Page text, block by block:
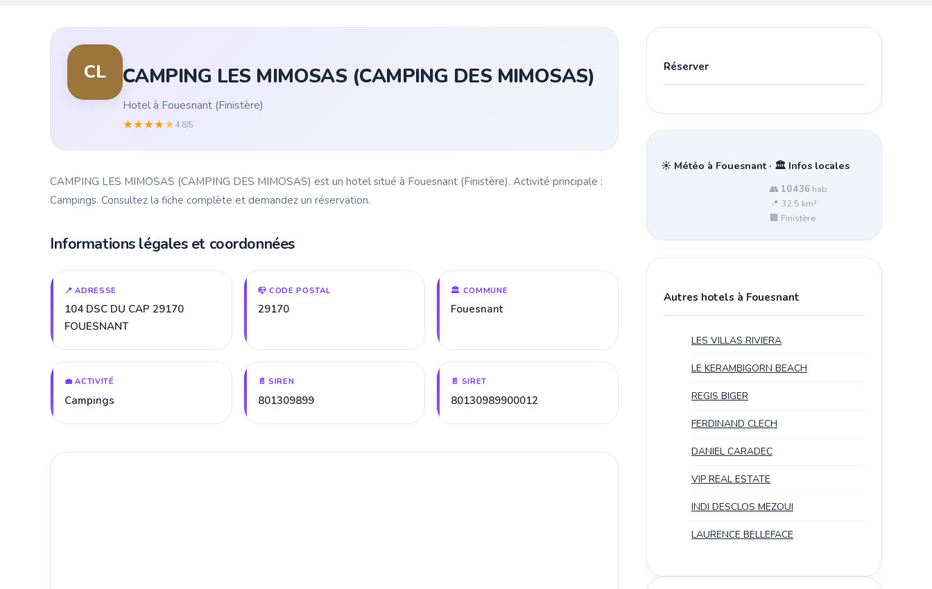
CL CAMPING LES MIMOSAS (CAMPING DES MIMOSAS)
Hotel à Fouesnant (Finistère)
★★★★★4.8/5
CAMPING LES MIMOSAS (CAMPING DES MIMOSAS) est un hotel situé à Fouesnant (Finistère). Activité principale :
Campings. Consultez la fiche complète et demandez un réservation.
Informations légales et coordonnées
📍 ADRESSE
104 DSC DU CAP 29170
FOUESNANT
📪 CODE POSTAL
29170
🏛️ COMMUNE
Fouesnant
💼 ACTIVITÉ
Campings
📄 SIREN
801309899
📄 SIRET
80130989900012
Réserver
☀️ Météo à Fouesnant · 🏛️ Infos locales
👥 10 436 hab.
📍 32.5 km²
🏢 Finistère
Autres hotels à Fouesnant
LES VILLAS RIVIERA
LE KERAMBIGORN BEACH
REGIS BIGER
FERDINAND CLECH
DANIEL CARADEC
VIP REAL ESTATE
INDI DESCLOS MEZOUI
LAURENCE BELLEFACE